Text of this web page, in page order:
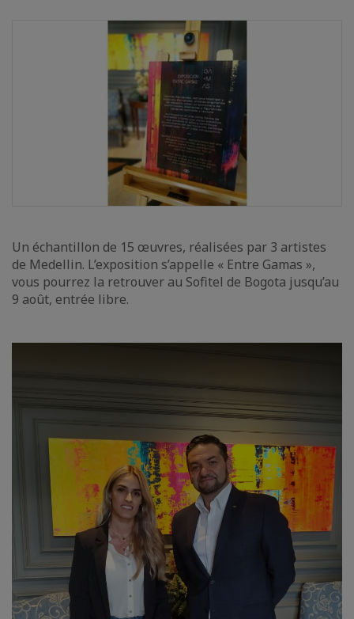
Un échantillon de 15 œuvres, réalisées par 3 artistes
de Medellin. L’exposition s’appelle « Entre Gamas »,
vous pourrez la retrouver au Sofitel de Bogota jusqu’au
9 août, entrée libre.